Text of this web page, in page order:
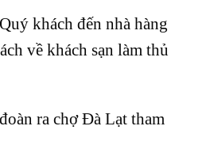
khách đến nhà hàng
về khách sạn làm thủ
ra chợ Đà Lạt tham